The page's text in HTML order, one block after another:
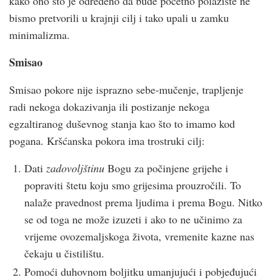
bismo pretvorili u krajnji cilj i tako upali u zamku
minimalizma.
Smisao
Smisao pokore nije isprazno sebe-mučenje, trapljenje
radi nekoga dokazivanja ili postizanje nekoga
egzaltiranog duševnog stanja kao što to imamo kod
pogana. Kršćanska pokora ima trostruki cilj:
Dati zadovoljštinu Bogu za počinjene grijehe i
popraviti štetu koju smo grijesima prouzročili. To
nalaže pravednost prema ljudima i prema Bogu. Nitko
se od toga ne može izuzeti i ako to ne učinimo za
vrijeme ovozemaljskoga života, vremenite kazne nas
čekaju u čistilištu.
Pomoći duhovnom boljitku umanjujući i pobjeđujući